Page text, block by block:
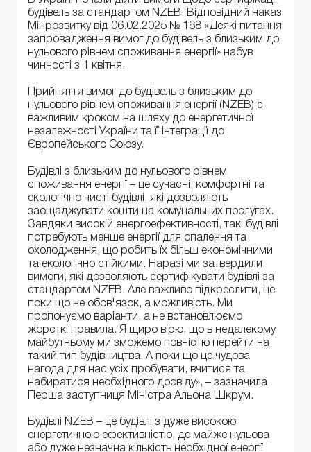
будівель за стандартом NZEB. Відповідний наказ
Мінрозвитку від 06.02.2025 № 168 «Деякі питання
запровадження вимог до будівель з близьким до
нульового рівнем споживання енергії» набув
чинності з 1 квітня.
Прийняття вимог до будівель з близьким до
нульового рівнем споживання енергії (NZEB) є
важливим кроком на шляху до енергетичної
незалежності України та її інтеграції до
Європейського Союзу.
Будівлі з близьким до нульового рівнем
споживання енергії – це сучасні, комфортні та
екологічно чисті будівлі, які дозволяють
заощаджувати кошти на комунальних послугах.
Завдяки високій енергоефективності, такі будівлі
потребують менше енергії для опалення та
охолодження, що робить їх більш економічними
та екологічно стійкими. Наразі ми затвердили
вимоги, які дозволяють сертифікувати будівлі за
стандартом NZEB. Але важливо підкреслити, це
поки що не обов'язок, а можливість. Ми
пропонуємо варіанти, а не встановлюємо
жорсткі правила. Я щиро вірю, що в недалекому
майбутньому ми зможемо повністю перейти на
такий тип будівництва. А поки що це чудова
нагода для нас усіх пробувати, вчитися та
набиратися необхідного досвіду», – зазначила
Перша заступниця Міністра Альона Шкрум.
Будівлі NZEB – це будівлі з дуже високою
енергетичною ефективністю, де майже нульова
або дуже незначна кількість необхідної енергії